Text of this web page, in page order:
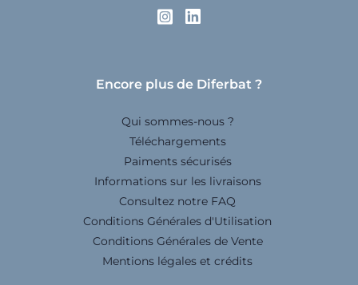
Encore plus de Diferbat ?
Qui sommes-nous ?
Téléchargements
Paiments sécurisés
Informations sur les livraisons
Consultez notre FAQ
Conditions Générales d'Utilisation
Conditions Générales de Vente
Mentions légales et crédits